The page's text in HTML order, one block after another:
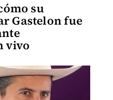
su
Gastelon fue
vivo